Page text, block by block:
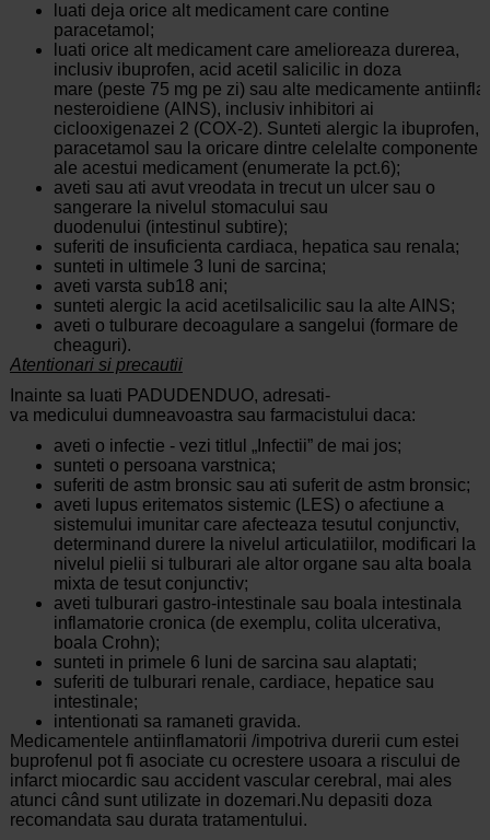
luati deja orice alt medicament care contine
paracetamol;
luati orice alt medicament care amelioreaza durerea,
inclusiv ibuprofen, acid acetil salicilic in doza
mare (peste 75 mg pe zi) sau alte medicamente
nesteroidiene (AINS), inclusiv inhibitori ai
ciclooxigenazei 2 (COX-2). Sunteti alergic la ibuprofen,
paracetamol sau la oricare dintre celelalte componente
ale acestui medicament (enumerate la pct.6);
aveti sau ati avut vreodata in trecut un ulcer sau o
sangerare la nivelul stomacului sau
duodenului (intestinul subtire);
suferiti de insuficienta cardiaca, hepatica sau renala;
sunteti in ultimele 3 luni de sarcina;
aveti varsta sub18 ani;
sunteti alergic la acid acetilsalicilic sau la alte AINS;
aveti o tulburare decoagulare a sangelui (formare de
cheaguri).
Atentionari si precautii
Inainte sa luati PADUDEN DUO, adresati-
va medicului dumneavoastra sau farmacistului daca:
aveti o infectie - vezi titlul „Infectii” de mai jos;
sunteti o persoana varstnica;
suferiti de astm bronsic sau ati suferit de astm bronsic;
aveti lupus eritematos sistemic (LES) o afectiune a
sistemului imunitar care afecteaza tesutul conjunctiv,
determinand durere la nivelul articulatiilor, modificari la
nivelul pielii si tulburari ale altor organe sau alta boala
mixta de tesut conjunctiv;
aveti tulburari gastro-intestinale sau boala intestinala
inflamatorie cronica (de exemplu, colita ulcerativa,
boala Crohn);
sunteti in primele 6 luni de sarcina sau alaptati;
suferiti de tulburari renale, cardiace, hepatice sau
intestinale;
intentionati sa ramaneti gravida.
Medicamentele antiinflamatorii /impotriva durerii cum estei
buprofenul pot fi asociate cu ocrestere usoara a riscului de
infarct miocardic sau accident vascular cerebral, mai ales
atunci când sunt utilizate in dozemari.Nu depasiti doza
recomandata sau durata tratamentului.